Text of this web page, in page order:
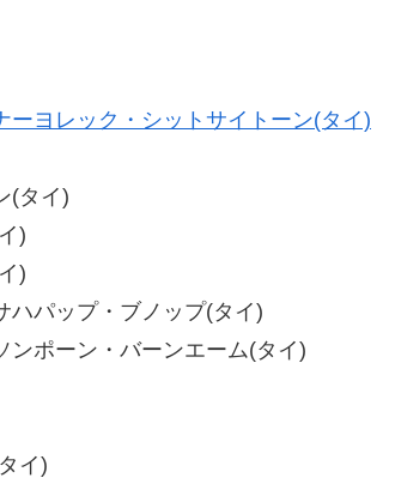
ーヨレック・シットサイトーン(タイ)
(タイ)
)
)
パップ・ブノップ(タイ)
ポーン・バーンエーム(タイ)
イ)